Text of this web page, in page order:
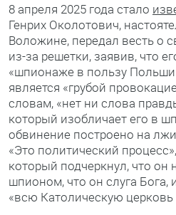
8 апреля 2025 года стало
Генрих Околотович,
Воложине, передал весть о
из-за решетки, заявив, что
«шпионаже в пользу Польши
является «грубой
словам, «нет ни слова
который изобличает его в
обвинение построено на
«Это политический
который подчеркнул, что
шпионом, что он слуга Бога,
«всю Католическую церковь